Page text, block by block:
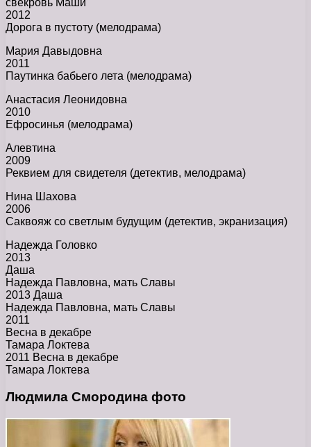
свекровь Маши
2012
Дорога в пустоту (мелодрама)
Мария Давыдовна
2011
Паутинка бабьего лета (мелодрама)
Анастасия Леонидовна
2010
Ефросинья (мелодрама)
Алевтина
2009
Реквием для свидетеля (детектив, мелодрама)
Нина Шахова
2006
Саквояж со светлым будущим (детектив, экранизация)
Надежда Головко
2013
Даша
Надежда Павловна, мать Славы
2013 Даша
Надежда Павловна, мать Славы
2011
Весна в декабре
Тамара Локтева
2011 Весна в декабре
Тамара Локтева
Людмила Смородина фото